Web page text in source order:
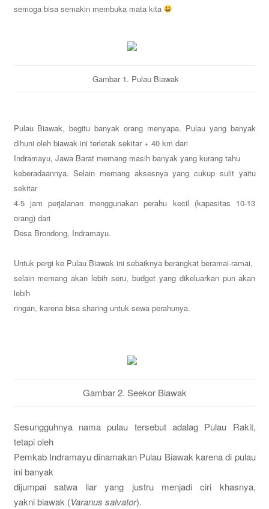
semoga bisa semakin membuka mata kita
Gambar 1. Pulau Biawak
Pulau Biawak, begitubanyak orang menyapa. Pulau yang banyak
dihuni oleh biawak ini terletak sekitar + 40 km dari
Indramayu, Jawa Barat memang masih banyak yang kurang tahu
keberadaannya. Selain memang aksesnya yang cukup sulit yaitu
sekitar
4-5 jam perjalanan menggunakan perahu kecil (kapasitas 10-13
orang) dari
Desa Brondong, Indramayu.
Untuk pergi ke Pulau Biawak ini sebaiknya berangkat beramai-ramai,
selain memang akan lebih seru, budget yang dikeluarkan pun akan
lebih
ringan, karena bisa sharing untuk sewa perahunya.
Gambar 2. Seekor Biawak
Sesungguhnya nama pulau tersebut adalag Pulau Rakit,
tetapi oleh
Pemkab Indramayu dinamakan Pulau Biawak karena di pulau
ini banyak
dijumpai satwa liar yang justru menjadi ciri khasnya,
yakni biawak (Varanus salvator).